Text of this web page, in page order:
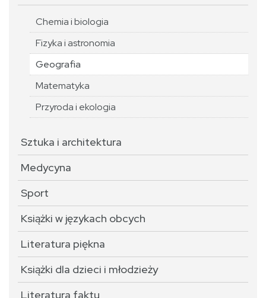
Chemia i biologia
Fizyka i astronomia
Geografia
Matematyka
Przyroda i ekologia
Sztuka i architektura
Medycyna
Sport
Książki w językach obcych
Literatura piękna
Książki dla dzieci i młodzieży
Literatura faktu